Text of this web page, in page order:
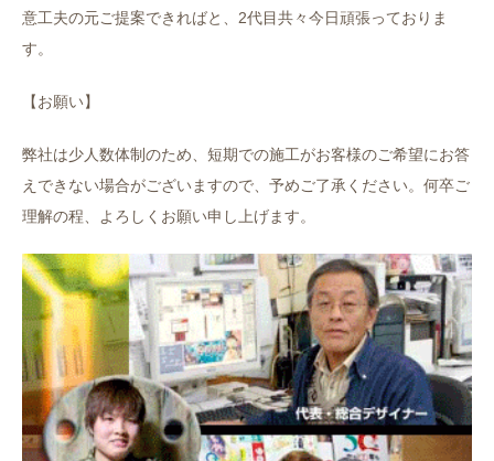
意工夫の元ご提案できればと、2代目共々今日頑張っておりま
す。
【お願い】
弊社は少人数体制のため、短期での施工がお客様のご希望にお答
えできない場合がございますので、予めご了承ください。何卒ご
理解の程、よろしくお願い申し上げます。